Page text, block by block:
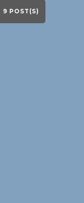
9 POST(S)